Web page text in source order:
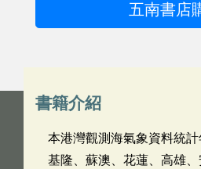
五南書店
書籍介紹
本港灣觀測海氣象資料統計
基隆、蘇澳、花蓮、高雄